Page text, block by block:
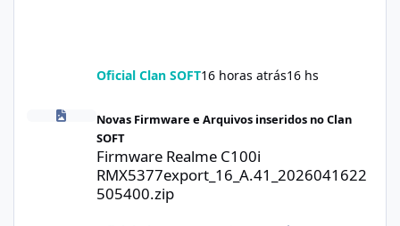
Oficial Clan SOFT16 horas atrás16 hs
Firmware Realme C100i
Novas Firmware e Arquivos inseridos no Clan
SOFT
Firmware Realme C100i
RMX5377export_16_A.41_2026041622
505400.zip